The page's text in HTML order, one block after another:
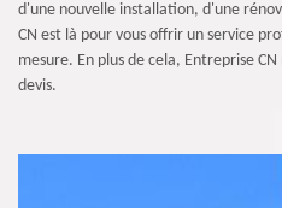
d'une nouvelle installation, d'une
CN est là pour vous offrir un service
mesure. En plus de cela, Entreprise
devis.